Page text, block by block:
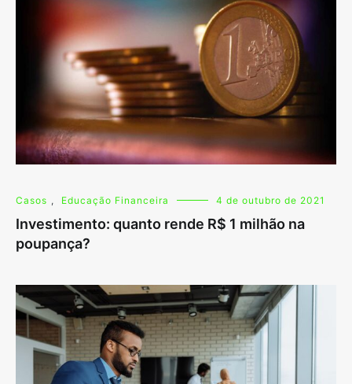
Casos , Educação Financeira 4 de outubro de 2021
Investimento: quanto rende R$ 1 milhão na
poupança?